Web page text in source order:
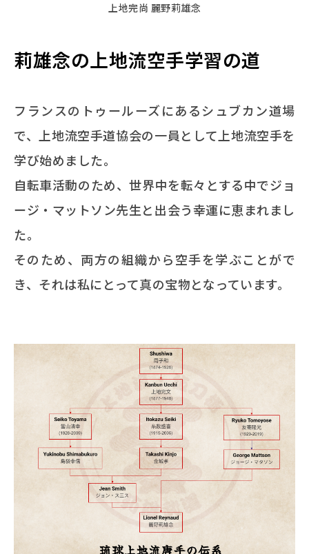
上地完尚 麗野莉雄念
莉雄念の上地流空手学習の道
フランスのトゥールーズにあるシュブカン道場
で、上地流空手道協会の一員として上地流空手を
学び始めました。
自転車活動のため、世界中を転々とする中でジョ
ージ・マットソン先生と出会う幸運に恵まれまし
た。
そのため、両方の組織から空手を学ぶことがで
き、それは私にとって真の宝物となっています。